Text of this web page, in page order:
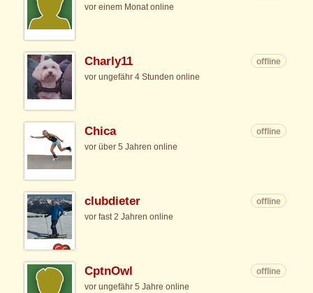
vor einem Monat online
Charly11
offline
vor ungefähr 4 Stunden online
Chica
offline
vor über 5 Jahren online
clubdieter
offline
vor fast 2 Jahren online
CptnOwl
offline
vor ungefähr 5 Jahre online